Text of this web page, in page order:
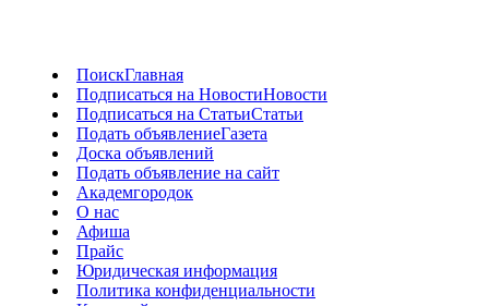
ПоискГлавная
Подписаться на НовостиНовости
Подписаться на СтатьиСтатьи
Подать объявлениеГазета
Доска объявлений
Подать объявление на сайт
Академгородок
О нас
Афиша
Прайс
Юридическая информация
Политика конфиденциальности